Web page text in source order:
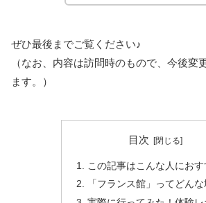
ぜひ最後までご覧ください♪
（なお、内容は訪問時のもので、今後変
ます。）
目次
この記事はこんな人におす
「フランス館」ってどんな